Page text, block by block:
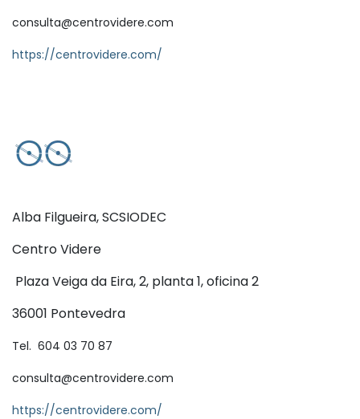
consulta@centrovidere.com
https://centrovidere.com/
Alba Filgueira, SCSIODEC
Centro Videre
Plaza Veiga da Eira, 2, planta 1, oficina 2
36001 Pontevedra
Tel. 604 03 70 87
consulta@centrovidere.com
https://centrovidere.com/